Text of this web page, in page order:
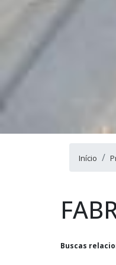
Início
Buscas